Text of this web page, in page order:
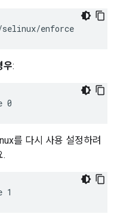
enforce
우:
0
를 다시 사용 설정하려
.
1